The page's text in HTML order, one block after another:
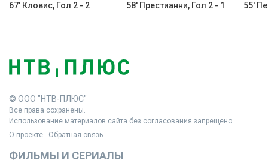
67' Кловис, Гол 2 - 2 58' Престианни, Гол 2 - 1 55'
© ООО "НТВ-ПЛЮС"
Все права сохранены.
Использование материалов сайта без согласования запрещено.
О проекте
Обратная связь
ФИЛЬМЫ И СЕРИАЛЫ